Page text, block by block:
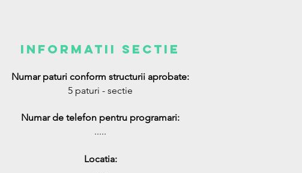
informatii sectie
Numar paturi conform structurii aprobate:
5 paturi - sectie
Numar de telefon pentru programari:
.....
Locatia: